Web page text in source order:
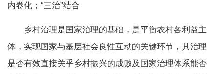
内卷化；“三治”结合
乡村治理是国家治理的基础，是平衡农村各利益主
体，实现国家与基层社会良性互动的关键环节，其治理
是否有效直接关乎乡村振兴的成败及国家治理体系能否